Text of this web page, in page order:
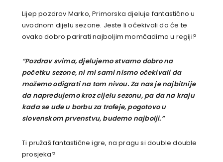
Lijep pozdrav Marko, Primorska djeluje fantastično u
uvodnom dijelu sezone. Jeste li očekivali da će te
ovako dobro parirati najboljim momčadima u regiji?
“Pozdrav svima, djelujemo stvarno dobro na
početku sezone, ni mi sami nismo očekivali da
možemo odigrati na tom nivou. Za nas je najbitnije
da napredujemo kroz cijelu sezonu, pa da na kraju
kada se uđe u borbu za trofeje, pogotovo u
slovenskom prvenstvu, budemo najbolji.”
Ti pružaš fantastične igre, na pragu si double double
prosjeka?